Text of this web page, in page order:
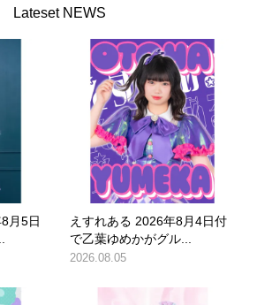
Lateset NEWS
月5日
えすれある 2026年8月4日付
で乙葉ゆめかがグル...
2026.08.05